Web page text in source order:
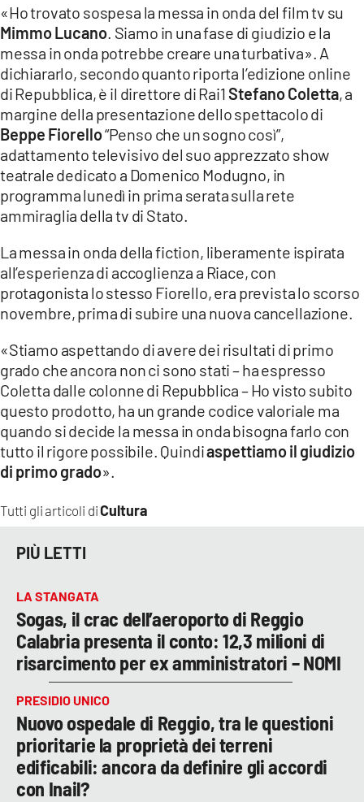
Network
LACPLAY.IT
LACTV.IT
LACONAIR.IT
LACITYMAG.IT
ILREGGINO.IT
COSENZACHANNEL.IT
ILVIBONESE.IT
LACAPITALENEWS.IT
App
ANDROID
APPLE
Tutti gli articoli diCultura
«Ho trovato sospesa la messa in onda del film tv su
Mimmo Lucano. Siamo in una fase di giudizio e la
messa in onda potrebbe creare una turbativa». A
dichiararlo, secondo quanto riporta l’edizione online
di Repubblica, è il direttore di Rai1Stefano Coletta, a
margine della presentazione dello spettacolo di
Beppe Fiorello“Penso che un sogno così”,
adattamento televisivo del suo apprezzato show
teatrale dedicato a Domenico Modugno, in
programma lunedì in prima serata sulla rete
ammiraglia della tv di Stato.
La messa in onda della fiction, liberamente ispirata
all’esperienza di accoglienza a Riace, con
protagonista lo stesso Fiorello, era prevista lo scorso
novembre, prima di subire una nuova cancellazione.
«Stiamo aspettando di avere dei risultati di primo
grado che ancora non ci sono stati – ha espresso
Coletta dalle colonne di Repubblica – Ho visto subito
questo prodotto, ha un grande codice valoriale ma
quando si decide la messa in onda bisogna farlo con
tutto il rigore possibile. Quindiaspettiamo il giudizio
di primo grado».
PIÙ LETTI
LA STANGATA
Sogas, il crac dell’aeroporto di Reggio
Calabria presenta il conto: 12,3 milioni di
risarcimento per ex amministratori – NOMI
PRESIDIO UNICO
Nuovo ospedale di Reggio, tra le questioni
prioritarie la proprietà dei terreni
edificabili: ancora da definire gli accordi
con Inail?